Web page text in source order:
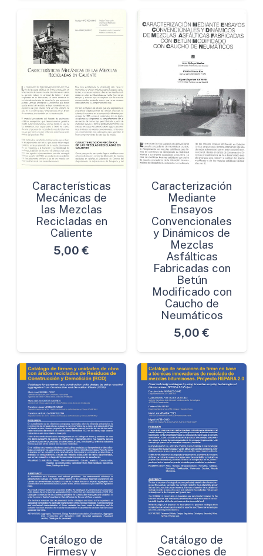
Características
Mecánicas de
las Mezclas
Recicladas en
Caliente
5,00 €
Caracterización
Mediante
Ensayos
Convencionales
y Dinámicos de
Mezclas
Asfálticas
Fabricadas con
Betún
Modificado con
Caucho de
Neumáticos
5,00 €
Catálogo de
Firmesy y
Catálogo de
Secciones de